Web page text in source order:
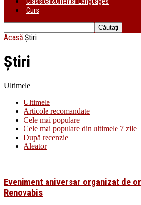
Curs
Acasă Știri
Știri
Ultimele
Ultimele
Articole recomandate
Cele mai populare
Cele mai populare din ultimele 7 zile
După recenzie
Aleator
Eveniment aniversar organizat de
Renovabis